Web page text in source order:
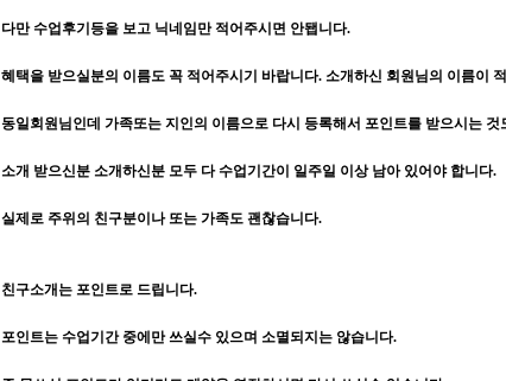
다만 수업후기등을 보고 닉네임만 적어주시면 안됍니다.
혜택을 받으실분의 이름도 꼭 적어주시기 바랍니다. 소개하신 회원님의 이름이
동일회원님인데 가족또는 지인의 이름으로 다시 등록해서 포인트를 받으시는
소개 받으신분 소개하신분 모두 다 수업기간이 일주일 이상 남아 있어야 합니다.
실제로 주위의 친구분이나 또는 가족도 괜찮습니다.
친구소개는 포인트로 드립니다.
포인트는 수업기간 중에만 쓰실수 있으며 소멸되지는 않습니다.